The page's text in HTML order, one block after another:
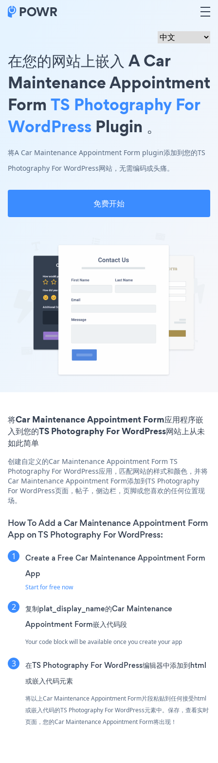
在您的网站上嵌入 A Car
Maintenance Appointment
Form TS Photography For
WordPress Plugin 。
将A Car Maintenance Appointment Form plugin添加到您的TS
Photography For WordPress网站，无需编码或头痛。
免费开始
将Car Maintenance Appointment Form应用程序嵌
入到您的TS Photography For WordPress网站上从未
如此简单
创建自定义的Car Maintenance Appointment Form TS
Photography For WordPress应用，匹配网站的样式和颜色，并将
Car Maintenance Appointment Form添加到TS Photography
For WordPress页面，帖子，侧边栏，页脚或您喜欢的任何位置现
场。
How To Add a Car Maintenance Appointment Form
App on TS Photography For WordPress:
Create a Free Car Maintenance Appointment Form
App
Start for free now
复制plat_display_name的Car Maintenance
Appointment Form嵌入代码段
Your code block will be available once you create your app
在TS Photography For WordPress编辑器中添加到html
或嵌入代码元素
将以上Car Maintenance Appointment Form片段粘贴到任何接受html
或嵌入代码的TS Photography For WordPress元素中。保存，查看实时
页面，您的Car Maintenance Appointment Form将出现！